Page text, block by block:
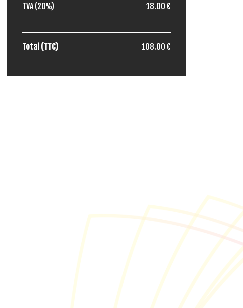
TVA (20%)
18.00 €
Total (TTC) 108.00 €